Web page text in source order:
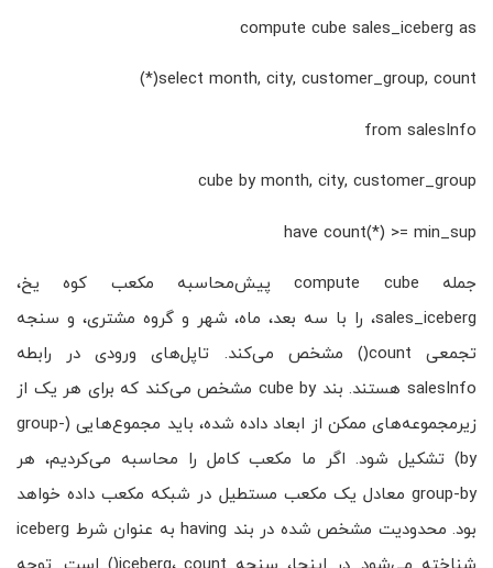
compute cube sales_iceberg as
select month, city, customer_group, count(*)
from salesInfo
cube by month, city, customer_group
have count(*) >= min_sup
جمله compute cube پیش‌محاسبه مکعب کوه یخ،
sales_iceberg، را با سه بعد، ماه، شهر و گروه مشتری، و سنجه‌
تجمعی count() مشخص می‌کند. تاپل‌های ورودی در رابطه
salesInfo هستند. بند cube by مشخص می‌کند که برای هر یک از
زیرمجموعه‌های ممکن از ابعاد داده شده، باید مجموع‌هایی (group-
by) تشکیل شود. اگر ما مکعب کامل را محاسبه می‌کردیم، هر
group-by معادل یک مکعب مستطیل در شبکه مکعب داده خواهد
بود. محدودیت مشخص شده در بند having به عنوان شرط iceberg